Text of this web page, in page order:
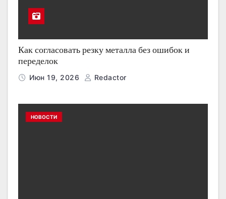
Как согласовать резку металла без ошибок и
переделок
Июн 19, 2026 Redactor
НОВОСТИ